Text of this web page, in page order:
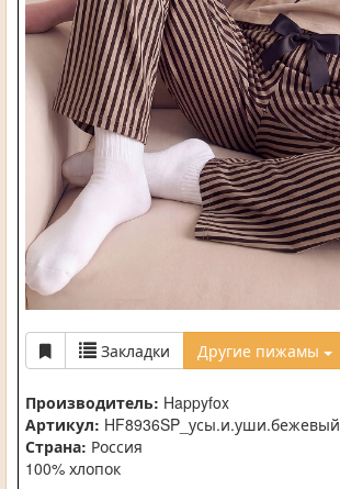
Закладки Другие пижамы
Производитель: Happyfox
Артикул: HF8936SP_усы.и.уши.бежевый
Страна: Россия
100% хлопок